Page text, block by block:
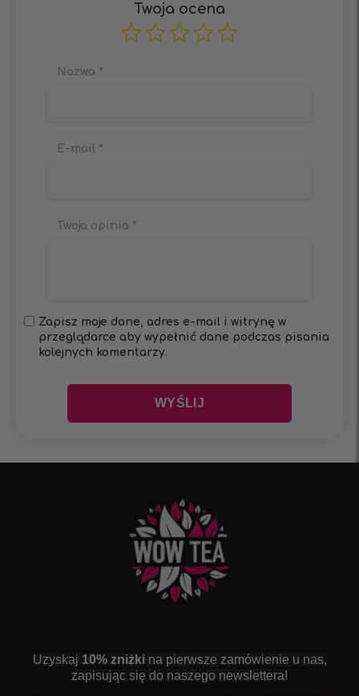
Twoja ocena
Twoja opinia *
Nazwa *
E-mail *
Zapisz moje dane, adres e-mail i witrynę w
przeglądarce aby wypełnić dane podczas pisania
kolejnych komentarzy.
Uzyskaj 10% zniżkina pierwsze zamówienie u nas,
zapisując się do naszego newslettera!